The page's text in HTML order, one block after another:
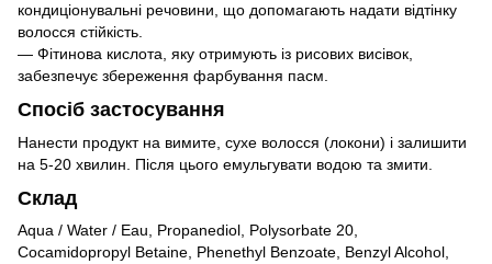
кондиціонувальні речовини, що допомагають надати відтінку
волосся стійкість.
— Фітинова кислота, яку отримують із рисових висівок,
забезпечує збереження фарбування пасм.
Спосіб застосування
Нанести продукт на вимите, сухе волосся (локони) і залишити
на 5-20 хвилин. Після цього емульгувати водою та змити.
Склад
Aqua / Water / Eau, Propanediol, Polysorbate 20,
Cocamidopropyl Betaine, Phenethyl Benzoate, Benzyl Alcohol,